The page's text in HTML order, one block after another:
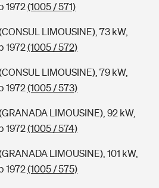
1972(1005 / 571)
LIMOUSINE), 73 kW,
1972(1005 / 572)
LIMOUSINE), 79 kW,
1972(1005 / 573)
LIMOUSINE), 92 kW,
1972(1005 / 574)
LIMOUSINE), 101 kW,
1972(1005 / 575)